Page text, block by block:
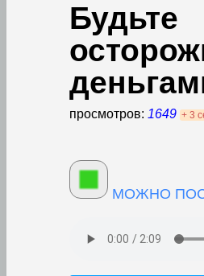
Будьте
просмотров: 1649 + 3
МОЖНО